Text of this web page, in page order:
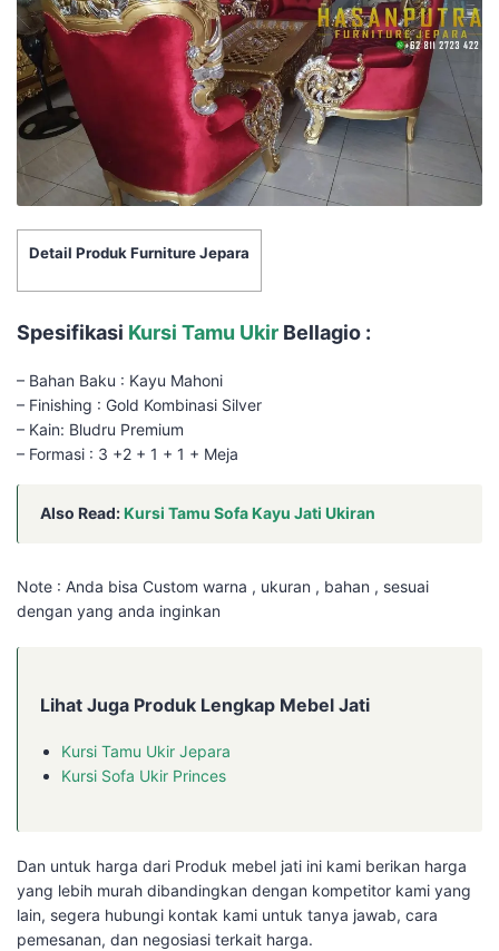
Detail Produk Furniture Jepara
Spesifikasi Kursi Tamu Ukir Bellagio :
– Bahan Baku : Kayu Mahoni
– Finishing : Gold Kombinasi Silver
– Kain: Bludru Premium
– Formasi : 3 +2 + 1 + 1 + Meja
Also Read:Kursi Tamu Sofa Kayu Jati Ukiran
Note : Anda bisa Custom warna , ukuran , bahan , sesuai
dengan yang anda inginkan
Lihat Juga Produk Lengkap Mebel Jati
Kursi Tamu Ukir Jepara
Kursi Sofa Ukir Princes
Dan untuk harga dari Produk mebel jati ini kami berikan harga
yang lebih murah dibandingkan dengan kompetitor kami yang
lain, segera hubungi kontak kami untuk tanya jawab, cara
pemesanan, dan negosiasi terkait harga.